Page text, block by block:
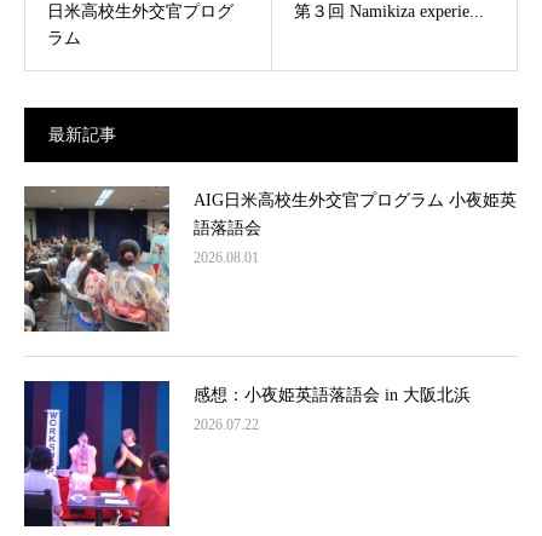
日米高校生外交官プログ
ラム
第３回 Namikiza experie...
最新記事
AIG日米高校生外交官プログラム 小夜姫英
語落語会
2026.08.01
感想：小夜姫英語落語会 in 大阪北浜
2026.07.22